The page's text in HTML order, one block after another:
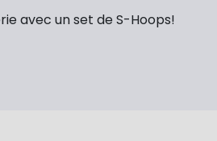
avec un set de S-Hoops!